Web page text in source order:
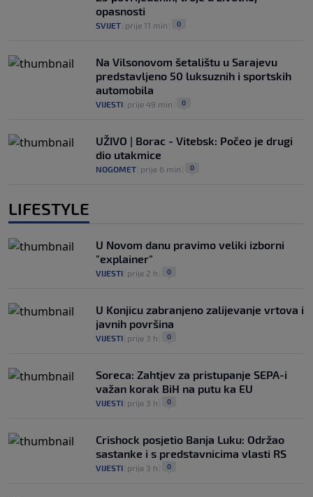
opasnosti
SVIJET prije 11 min 0
Na Vilsonovom šetalištu u Sarajevu
predstavljeno 50 luksuznih i sportskih
automobila
VIJESTI prije 49 min 0
UŽIVO | Borac - Vitebsk: Počeo je drugi
dio utakmice
NOGOMET prije 6 min 0
LIFESTYLE
U Novom danu pravimo veliki izborni
"explainer"
VIJESTI prije 2 h 0
U Konjicu zabranjeno zalijevanje vrtova i
javnih površina
VIJESTI prije 3 h 0
Soreca: Zahtjev za pristupanje SEPA-i
važan korak BiH na putu ka EU
VIJESTI prije 3 h 0
Crishock posjetio Banja Luku: Održao
sastanke i s predstavnicima vlasti RS
VIJESTI prije 3 h 0